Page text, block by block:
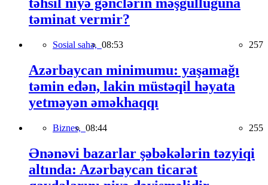
təminat vermir?
Sosial sahə, 08:53 257
Azərbaycan minimumu: yaşamağı
təmin edən, lakin müstəqil həyata
yetməyən əməkhaqqı
Biznes, 08:44 255
Ənənəvi bazarlar şəbəkələrin təzyiqi
altında: Azərbaycan ticarət